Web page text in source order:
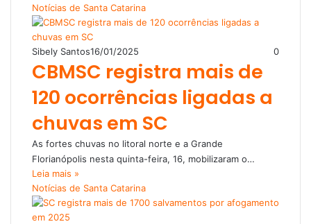
Notícias de Santa Catarina
Sibely Santos16/01/2025 0
CBMSC registra mais de
120 ocorrências ligadas a
chuvas em SC
As fortes chuvas no litoral norte e a Grande
Florianópolis nesta quinta-feira, 16, mobilizaram o…
Leia mais »
Notícias de Santa Catarina